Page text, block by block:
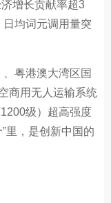
增长贡献率超3
均词元调用量突
粤港澳大湾区国
商用无人运输系统
级）超高强度
里，是创新中国的